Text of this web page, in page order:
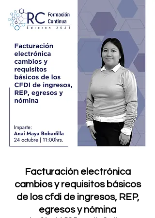
Facturación electrónica
cambios y requisitos básicos
de los cfdi de ingresos, REP,
egresos y nómina